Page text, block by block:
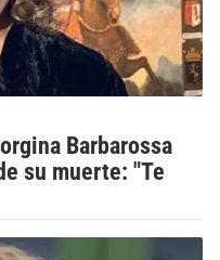
Barbarossa
su muerte: "Te